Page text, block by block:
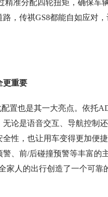
精准分配四轮扭矩，确保车
，传祺GS8都能自如应对
更重要
也是其一大亮点。依托
论是语音交互、导航控制
性，也让用车变得更加便
、前/后碰撞预警等丰富的
家人的出行创造了一个可靠